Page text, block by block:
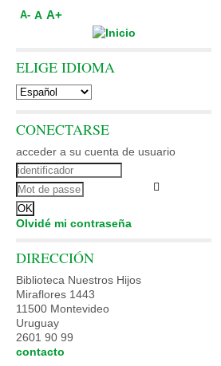
A- A A+
ELIGE IDIOMA
CONECTARSE
acceder a su cuenta de usuario
Olvidé mi contraseña
DIRECCIÓN
Biblioteca Nuestros Hijos
Miraflores 1443
11500 Montevideo
Uruguay
2601 90 99
contacto